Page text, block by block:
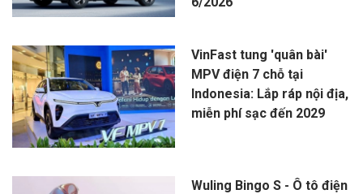
VinFast tung 'quân bài'
MPV điện 7 chỗ tại
Indonesia: Lắp ráp nội địa,
miễn phí sạc đến 2029
Wuling Bingo S - Ô tô điện